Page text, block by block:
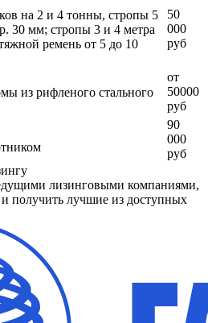
на 2 и 4 тонны, стропы 5
30 мм; стропы 3 и 4 метра
ремень от 5 до 10
50
000
руб
из рифленого стального
от
50000
руб
90
000
руб
лизинговыми компаниями,
получить лучшие из доступных